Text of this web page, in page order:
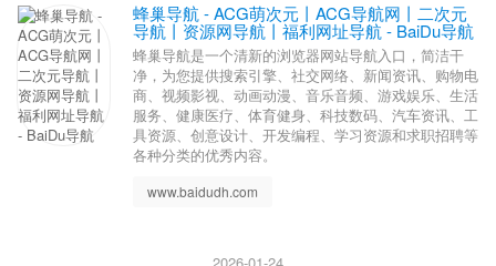
蜂巢导航 - ACG萌次元丨ACG导航网丨二次元
导航丨资源网导航丨福利网址导航 - BaiDu导航
蜂巢导航是一个清新的浏览器网站导航入口，简洁干
净，为您提供搜索引擎、社交网络、新闻资讯、购物电
商、视频影视、动画动漫、音乐音频、游戏娱乐、生活
服务、健康医疗、体育健身、科技数码、汽车资讯、工
具资源、创意设计、开发编程、学习资源和求职招聘等
各种分类的优秀内容。
www.baidudh.com
2026-01-24